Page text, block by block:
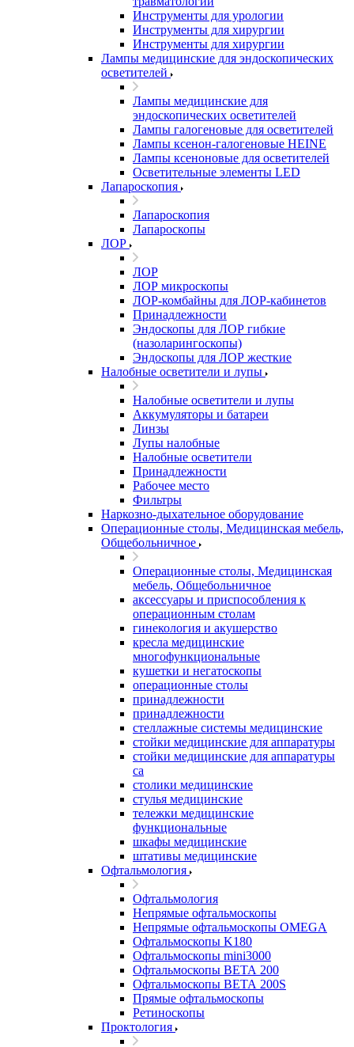
Инструменты для урологии
Инструменты для хирургии
Инструменты для хирургии
Лампы медицинские для эндоскопических
осветителей
Лампы медицинские для
эндоскопических осветителей
Лампы галогеновые для осветителей
Лампы ксенон-галогеновые HEINE
Лампы ксеноновые для осветителей
Осветительные элементы LED
Лапароскопия
Лапароскопия
Лапароскопы
ЛОР
ЛОР
ЛОР микроскопы
ЛОР-комбайны для ЛОР-кабинетов
Принадлежности
Эндоскопы для ЛОР гибкие
(назоларингоскопы)
Эндоскопы для ЛОР жесткие
Налобные осветители и лупы
Налобные осветители и лупы
Аккумуляторы и батареи
Линзы
Лупы налобные
Налобные осветители
Принадлежности
Рабочее место
Фильтры
Наркозно-дыхательное оборудование
Операционные столы, Медицинская мебель,
Общебольничное
Операционные столы, Медицинская
мебель, Общебольничное
аксессуары и приспособления к
операционным столам
гинекология и акушерство
кресла медицинские
многофункциональные
кушетки и негатоскопы
операционные столы
принадлежности
принадлежности
стеллажные системы медицинские
стойки медицинские для аппаратуры
стойки медицинские для аппаратуры
са
столики медицинские
стулья медицинские
тележки медицинские
функциональные
шкафы медицинские
штативы медицинские
Офтальмология
Офтальмология
Непрямые офтальмоскопы
Непрямые офтальмоскопы OMEGA
Офтальмоскопы K180
Офтальмоскопы mini3000
Офтальмоскопы ВЕТА 200
Офтальмоскопы ВЕТА 200S
Прямые офтальмоскопы
Ретиноскопы
Проктология